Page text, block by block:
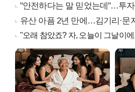
"안전하다는 말 믿었는데"…투
유산 아픔 2년 만에…김기리·문
"오래 참았죠? 자, 오늘이 그날이에